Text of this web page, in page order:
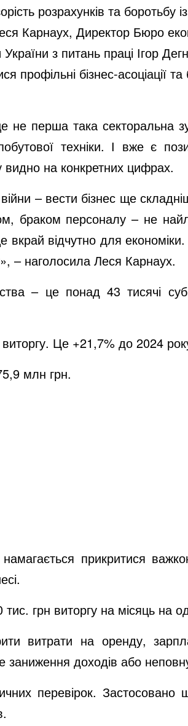
розрахунків та боротьбу
Карнаух, Директор Бюро
з питань праці Ігор
профільні бізнес-асоціації
перша така секторальна
техніки. І вже є
на конкретних цифрах.
– вести бізнес ще
браком персоналу – не
відчутно для економіки.
– наголосила Леся Карнаух.
– це понад 43 тисячі
Це +21,7% до 2024
млн грн.
прикритися
грн виторгу на місяць на
витрати на оренду,
доходів або
перевірок.